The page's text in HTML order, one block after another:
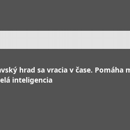
hrad sa vracia v čase. Pomáha
inteligencia